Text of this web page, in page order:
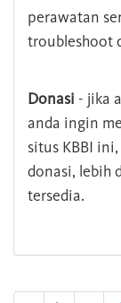
perawatan
troubleshoot
Donasi - jika
anda ingin
situs KBBI
donasi, lebih
tersedia.